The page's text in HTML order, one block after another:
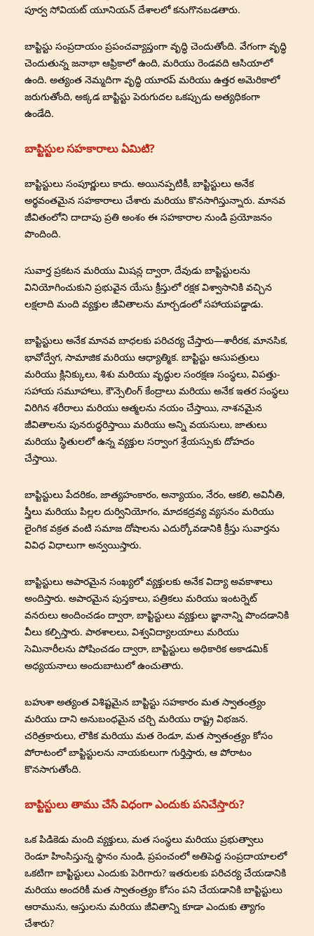
పూర్వ సోవియట్ యూనియన్ దేశాలలో కనుగొనబడతారు.
బాప్టిస్టు సంప్రదాయం ప్రపంచవ్యాప్తంగా వృద్ధి చెందుతోంది. వేగంగా వృద్ధి
చెందుతున్న జనాభా ఆఫ్రికాలో ఉంది, మరియు రెండవది ఆసియాలో
ఉంది. అత్యంత నెమ్మదిగా వృద్ధి యూరప్ మరియు ఉత్తర అమెరికాలో
జరుగుతోంది, అక్కడ బాప్టిస్టు పెరుగుదల ఒకప్పుడు అత్యధికంగా
ఉండేది.
బాప్టిస్టుల సహకారాలు ఏమిటి?
బాప్టిస్టులు సంపూర్ణులు కాదు. అయినప్పటికీ, బాప్టిస్టులు అనేక
అర్థవంతమైన సహకారాలు చేశారు మరియు కొనసాగిస్తున్నారు. మానవ
జీవితంలోని దాదాపు ప్రతి అంశం ఈ సహకారాల నుండి ప్రయోజనం
పొందింది.
సువార్త ప్రకటన మరియు మిషన్ల ద్వారా, దేవుడు బాప్టిస్టులను
వినియోగించుకుని ప్రభువైన యేసు క్రీస్తులో రక్షక విశ్వాసానికి వచ్చిన
లక్షలాది మంది వ్యక్తుల జీవితాలను మార్చడంలో సహాయపడ్డాడు.
బాప్టిస్టులు అనేక మానవ బాధలకు పరిచర్య చేస్తారు—శారీరక, మానసిక,
భావోద్వేగ, సామాజిక మరియు ఆధ్యాత్మిక. బాప్టిస్టు ఆసుపత్రులు
మరియు క్లినిక్కులు, శిశు మరియు వృద్ధుల సంరక్షణ సంస్థలు, విపత్తు-
సహాయ సమూహాలు, కౌన్సెలింగ్ కేంద్రాలు మరియు అనేక ఇతర సంస్థలు
విరిగిన శరీరాలు మరియు ఆత్మలను నయం చేస్తాయి, నాశనమైన
జీవితాలను పునరుద్ధరిస్తాయి మరియు అన్ని వయసులు, జాతులు
మరియు స్థితులలో ఉన్న వ్యక్తుల సర్వాంగ శ్రేయస్సుకు దోహదం
చేస్తాయి.
బాప్టిస్టులు పేదరికం, జాత్యహంకారం, అన్యాయం, నేరం, ఆకలి, అవినీతి,
స్త్రీలు మరియు పిల్లల దుర్వినియోగం, మాదకద్రవ్య వ్యసనం మరియు
లైంగిక వక్రత వంటి సమాజ దోషాలను ఎదుర్కోవడానికి క్రీస్తు సువార్తను
వివిధ విధాలుగా అన్వయిస్తారు.
బాప్టిస్టులు అపారమైన సంఖ్యలో వ్యక్తులకు అనేక విద్యా అవకాశాలు
అందిస్తారు. అపారమైన పుస్తకాలు, పత్రికలు మరియు ఇంటర్నెట్
వనరులు అందించడం ద్వారా, బాప్టిస్టులు వ్యక్తులు జ్ఞానాన్ని పొందడానికి
వీలు కల్పిస్తారు. పాఠశాలలు, విశ్వవిద్యాలయాలు మరియు
సెమినారీలను పోషించడం ద్వారా, బాప్టిస్టులు అధికారిక అకాడమిక్
అధ్యయనాలు అందుబాటులో ఉంచుతారు.
బహుశా అత్యంత విశిష్టమైన బాప్టిస్టు సహకారం మత స్వాతంత్ర్యం
మరియు దాని అనుబంధమైన చర్చి మరియు రాష్ట్ర విభజన.
చరిత్రకారులు, లౌకిక మరియు మత రెండూ, మత స్వాతంత్ర్యం కోసం
పోరాటంలో బాప్టిస్టులను నాయకులుగా గుర్తిస్తారు, ఆ పోరాటం
కొనసాగుతోంది.
బాప్టిస్టులు తాము చేసే విధంగా ఎందుకు పనిచేస్తారు?
ఒక పిడికెడు మంది వ్యక్తులు, మత సంస్థలు మరియు ప్రభుత్వాలు
రెండూ హింసిస్తున్న స్థానం నుండి, ప్రపంచంలో అతిపెద్ద సంప్రదాయాలలో
ఒకటిగా బాప్టిస్టులు ఎందుకు పెరిగారు? ఇతరులకు పరిచర్య చేయడానికి
మరియు అందరికీ మత స్వాతంత్ర్యం కోసం పని చేయడానికి బాప్టిస్టులు
ఆరామును, ఆస్తులను మరియు జీవితాన్ని కూడా ఎందుకు త్యాగం
చేశారు?